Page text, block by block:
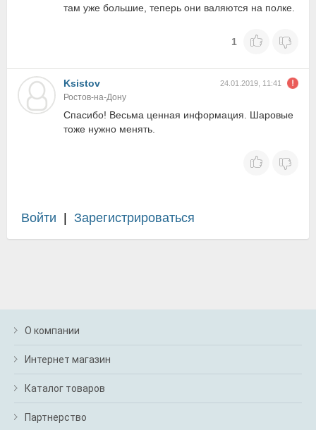
там уже большие, теперь они валяются на полке.
1
Ksistov 24.01.2019, 11:41
Ростов-на-Дону
Спасибо! Весьма ценная информация. Шаровые
тоже нужно менять.
Войти Зарегистрироваться
О компании
Интернет магазин
Каталог товаров
Партнерство